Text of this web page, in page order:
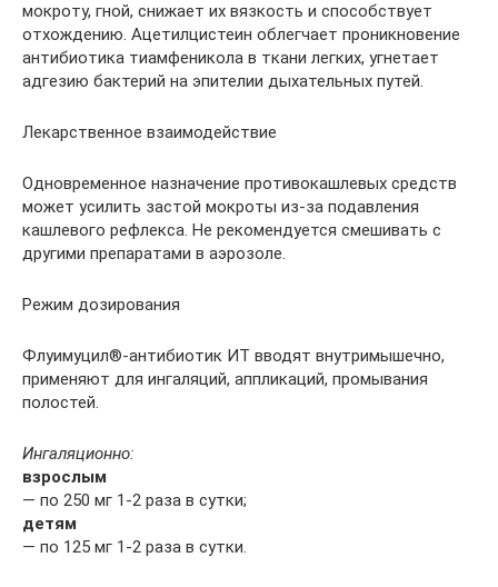
мокроту, гной, снижает их вязкость и способствует
отхождению. Ацетилцистеин облегчает проникновение
антибиотика тиамфеникола в ткани легких, угнетает
адгезию бактерий на эпителии дыхательных путей.
Лекарственное взаимодействие
Одновременное назначение противокашлевых средств
может усилить застой мокроты из-за подавления
кашлевого рефлекса. Не рекомендуется смешивать с
другими препаратами в аэрозоле.
Режим дозирования
Флуимуцил®-антибиотик ИТ вводят внутримышечно,
применяют для ингаляций, аппликаций, промывания
полостей.
Ингаляционно:
взрослым
— по 250 мг 1-2 раза в сутки;
детям
— по 125 мг 1-2 раза в сутки.